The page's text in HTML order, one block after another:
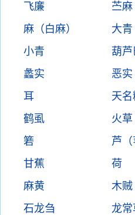
飞廉
苎麻
麻（白麻）
大青
小青
葫芦
蠡实
恶实
耳
天名
鹤虱
火草
箬
芦（
甘蕉
荷
麻黄
木贼
石龙刍
龙常